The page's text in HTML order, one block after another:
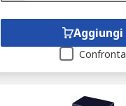
Aggiungi
Confronta